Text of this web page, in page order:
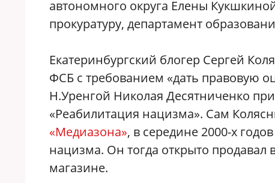
автономного округа Елены
прокуратуру, департамент
Екатеринбургский блогер Сергей
ФСБ с требованием «дать правовую
Н.Уренгой Николая Десятниченко
«Реабилитация нацизма». Сам
«Медиазона», в середине 2000-х годов
нацизма. Он тогда открыто
магазине.